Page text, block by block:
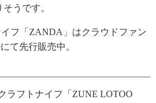
うです。
フ「ZANDA」はクラウドファン
て先行販売中。
ラフトナイフ「ZUNE LOTOO